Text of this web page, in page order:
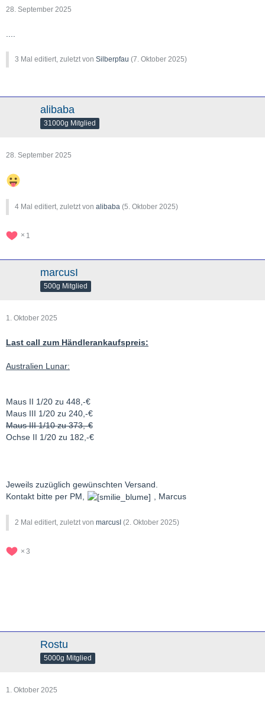
28. September 2025
3 Mal editiert, zuletzt von Silberpfau (7. Oktober 2025)
alibaba
31000g Mitglied
28. September 2025
4 Mal editiert, zuletzt von alibaba (5. Oktober 2025)
1
marcusI
500g Mitglied
1. Oktober 2025
Last call zum Händlerankaufspreis:
Australien Lunar:
Maus II 1/20 zu 448,-€
Maus III 1/20 zu 240,-€
Maus III 1/10 zu 373,-€
Ochse II 1/20 zu 182,-€
Jeweils zuzüglich gewünschten Versand.
Kontakt bitte per PM,
, Marcus
2 Mal editiert, zuletzt von marcusI (2. Oktober 2025)
3
Rostu
5000g Mitglied
1. Oktober 2025